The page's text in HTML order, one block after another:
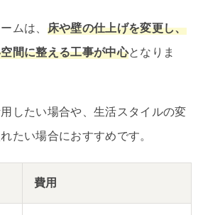
ムは、 床や壁の仕上げを変更し、
間に整える工事が中心となりま
したい場合や、生活スタイルの変
たい場合におすすめです。
費用